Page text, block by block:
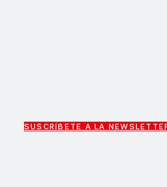
SUSCRÍBETE A LA